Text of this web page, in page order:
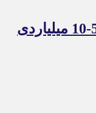
بازار خودرو برای خودروهای 5-10 میلیاردی